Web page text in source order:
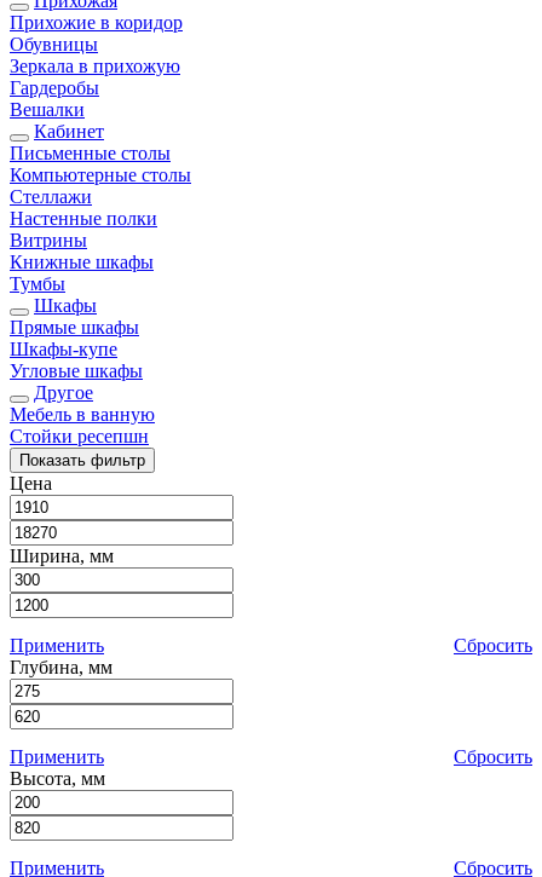
Прихожие в коридор
Обувницы
Зеркала в прихожую
Гардеробы
Вешалки
Кабинет
Письменные столы
Компьютерные столы
Стеллажи
Настенные полки
Витрины
Книжные шкафы
Тумбы
Шкафы
Прямые шкафы
Шкафы-купе
Угловые шкафы
Другое
Мебель в ванную
Стойки ресепшн
Показать фильтр
Цена
Ширина, мм
Применить
Сбросить
Глубина, мм
Применить
Сбросить
Высота, мм
Применить
Сбросить